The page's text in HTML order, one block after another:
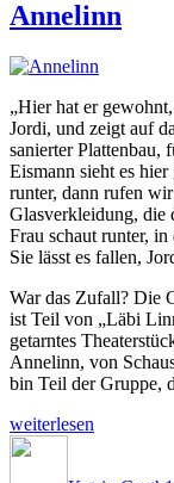
Annelinn
„Hier hat er
Jordi, und zeigt auf
sanierter Plattenbau,
Eismann sieht es
runter, dann rufen
Glasverkleidung, die
Frau schaut runter,
Sie lässt es fallen,
War das Zufall? Die
ist Teil von „Läbi
getarntes
Annelinn, von
bin Teil der Gruppe,
„Annelinn“
weiterlesen